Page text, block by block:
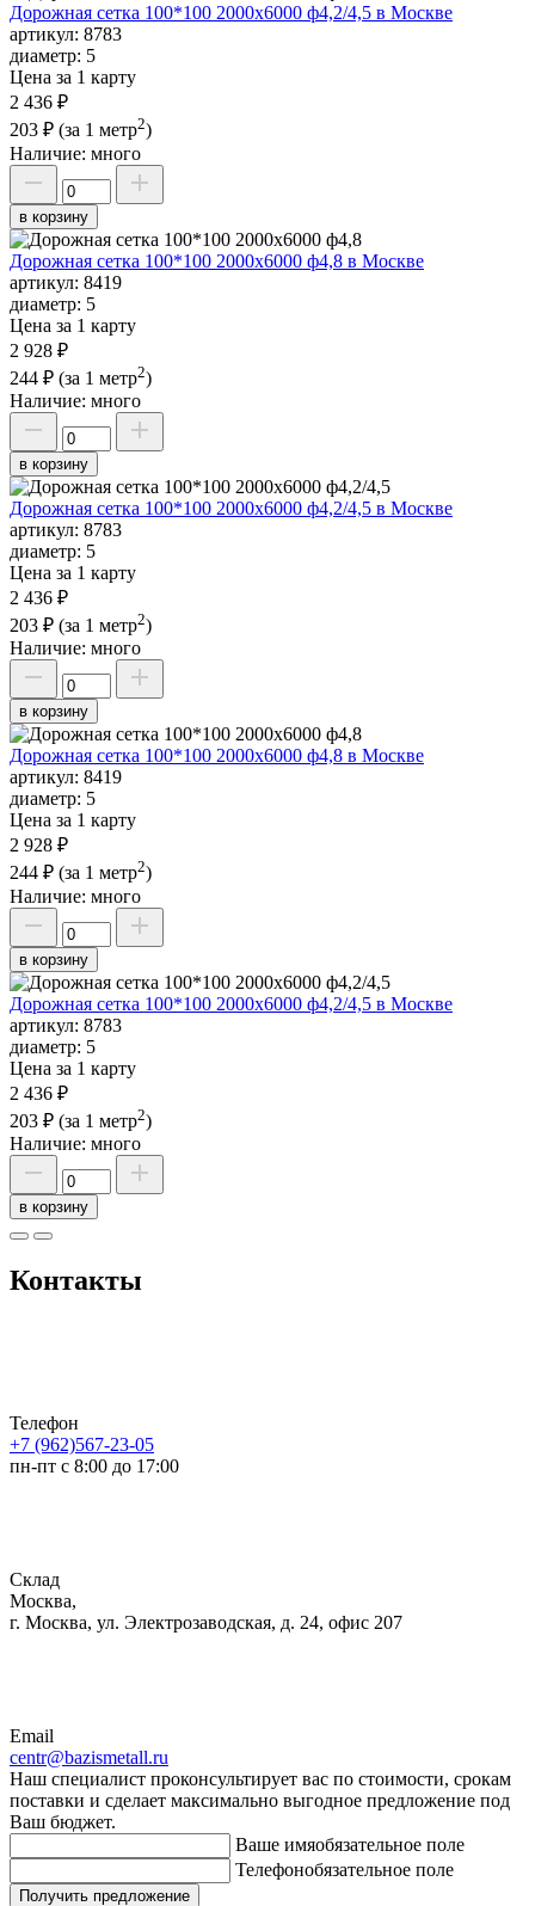
Дорожная сетка 100*100 2000х6000 ф4,2/4,5 в Москве
артикул: 8783
диаметр: 5
Цена за 1 карту
2 436 ₽
203 ₽ (за 1 метр2)
Наличие: много
в корзину
Дорожная сетка 100*100 2000х6000 ф4,8 в Москве
артикул: 8419
диаметр: 5
Цена за 1 карту
2 928 ₽
244 ₽ (за 1 метр2)
Наличие: много
в корзину
Дорожная сетка 100*100 2000х6000 ф4,2/4,5 в Москве
артикул: 8783
диаметр: 5
Цена за 1 карту
2 436 ₽
203 ₽ (за 1 метр2)
Наличие: много
в корзину
Дорожная сетка 100*100 2000х6000 ф4,8 в Москве
артикул: 8419
диаметр: 5
Цена за 1 карту
2 928 ₽
244 ₽ (за 1 метр2)
Наличие: много
в корзину
Дорожная сетка 100*100 2000х6000 ф4,2/4,5 в Москве
артикул: 8783
диаметр: 5
Цена за 1 карту
2 436 ₽
203 ₽ (за 1 метр2)
Наличие: много
в корзину
Контакты
Телефон
+7 (962)567-23-05
пн-пт с 8:00 до 17:00
Склад
Москва,
г. Москва, ул. Электрозаводская, д. 24, офис 207
Email
centr@bazismetall.ru
Наш специалист проконсультирует вас по стоимости, срокам
поставки и сделает максимально выгодное предложение под
Ваш бюджет.
Ваше имяобязательное поле
Телефонобязательное поле
Получить предложение